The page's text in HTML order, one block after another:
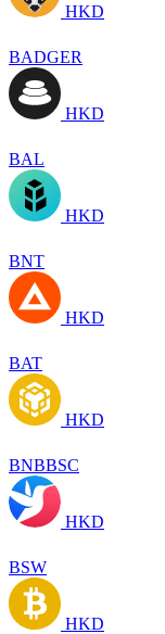
HKD
BADGER
HKD
BAL
HKD
BNT
HKD
BAT
HKD
BNBBSC
HKD
BSW
HKD